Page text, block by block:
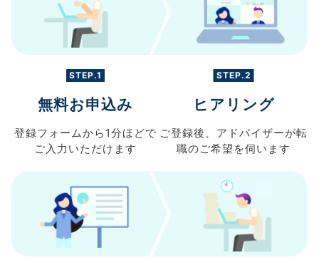
STEP.1
無料お申込み
登録フォームから 1分ほどで
ご入力 いただけます
STEP.2
ヒアリング
ご登録後、 アドバイザーが転
職のご希望を伺います